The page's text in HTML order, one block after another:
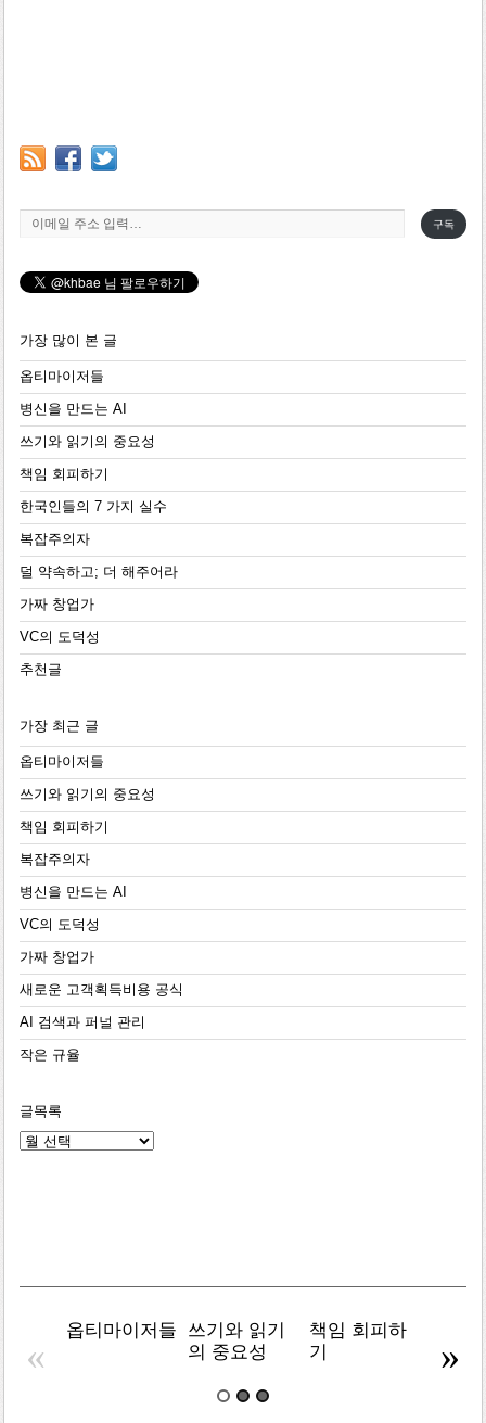
이메일 주소 입력…
구독
가장 많이 본 글
옵티마이저들
병신을 만드는 AI
쓰기와 읽기의 중요성
책임 회피하기
한국인들의 7 가지 실수
복잡주의자
덜 약속하고; 더 해주어라
가짜 창업가
VC의 도덕성
추천글
가장 최근 글
옵티마이저들
쓰기와 읽기의 중요성
책임 회피하기
복잡주의자
병신을 만드는 AI
VC의 도덕성
가짜 창업가
새로운 고객획득비용 공식
AI 검색과 퍼널 관리
작은 규율
글목록
글
옵티마이저들
쓰기와 읽기
의 중요성
책임 회피하
기
« »